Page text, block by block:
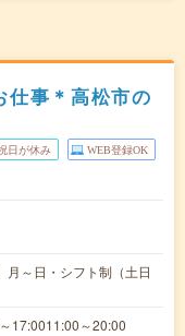
仕事＊高松市の
日が休み WEB登録OK
月～日・シフト制（土日
17:0011:00～20:00